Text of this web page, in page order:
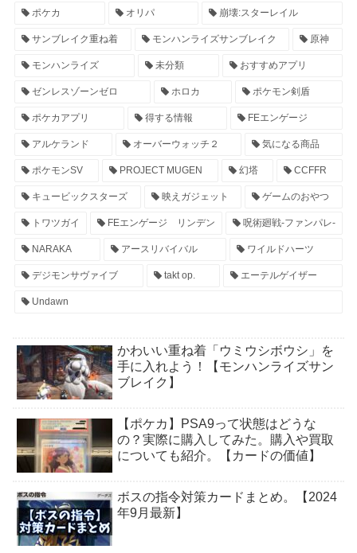
ポケカ オリパ 崩壊:スターレイル
サンブレイク重ね着 モンハンライズサンブレイク 原神
モンハンライズ 未分類 おすすめアプリ
ゼンレスゾーンゼロ ホロカ ポケモン剣盾
ポケカアプリ 得する情報 FEエンゲージ
アルケランド オーバーウォッチ２ 気になる商品
ポケモンSV PROJECT MUGEN 幻塔 CCFFR
キュービックスターズ 映えガジェット ゲームのおやつ
トワツガイ FEエンゲージ リンデン 呪術廻戦-ファンパレ-
NARAKA アースリバイバル ワイルドハーツ
デジモンサヴァイブ takt op. エーテルゲイザー
Undawn
かわいい重ね着「ウミウシボウシ」を
手に入れよう！【モンハンライズサン
ブレイク】
【ポケカ】PSA9って状態はどうな
の？実際に購入してみた。購入や買取
についても紹介。【カードの価値】
ボスの指令対策カードまとめ。【2024
年9月最新】